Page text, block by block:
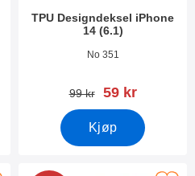
TPU Designdeksel iPhone
14 (6.1)
Varenummer 45028
No 351
gammel pris
99 kr ny pris
59 kr
Kjøp